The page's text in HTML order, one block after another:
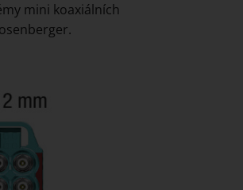
mini koaxiálních